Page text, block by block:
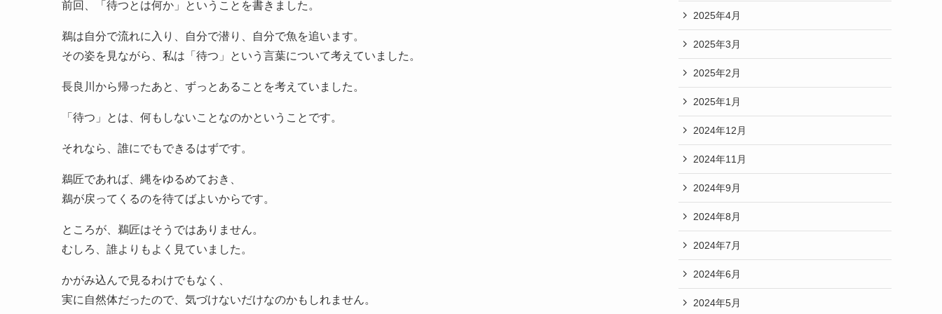
前回、「待つとは何か」ということを書きました。
鵜は自分で流れに入り、自分で潜り、自分で魚を追います。
その姿を見ながら、私は「待つ」という言葉について考えていました。
長良川から帰ったあと、ずっとあることを考えていました。
「待つ」とは、何もしないことなのかということです。
それなら、誰にでもできるはずです。
鵜匠であれば、縄をゆるめておき、
鵜が戻ってくるのを待てばよいからです。
ところが、鵜匠はそうではありません。
むしろ、誰よりもよく見ていました。
かがみ込んで見るわけでもなく、
実に自然体だったので、気づけないだけなのかもしれません。
2025年4月
2025年3月
2025年2月
2025年1月
2024年12月
2024年11月
2024年9月
2024年8月
2024年7月
2024年6月
2024年5月